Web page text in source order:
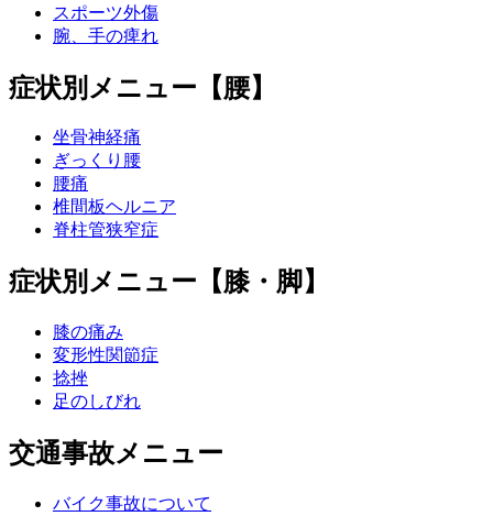
スポーツ外傷
腕、手の痺れ
症状別メニュー【腰】
坐骨神経痛
ぎっくり腰
腰痛
椎間板ヘルニア
脊柱管狭窄症
症状別メニュー【膝・脚】
膝の痛み
変形性関節症
捻挫
足のしびれ
交通事故メニュー
バイク事故について